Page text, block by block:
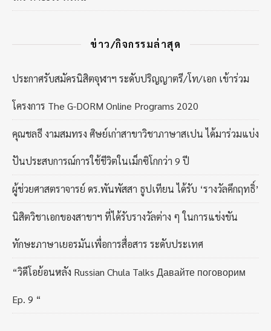
ข่าว/กิจกรรมล่าสุด
ประกาศรับสมัครนิสิตจุฬาฯ ระดับปริญญาตรี/โท/เอก เข้าร่วม
โครงการ The G-DORM Online Programs 2020
คุณชลธี งามสมทรง ศิษย์เก่าสาขาวิชาภาษาสเปน ได้มาร่วมแบ่ง
ปันประสบการณ์การใช้ชีวิตในเม็กซิโกกว่า 9 ปี
ผู้ช่วยศาสตราจารย์ ดร.พันพัสสา ธูปเทียน ได้รับ ‘รางวัลคึกฤทธิ์’
นิสิตวิชาเอกของสาขาฯ ที่ได้รับรางวัลต่าง ๆ ในการแข่งขัน
ทักษะภาษาเยอรมันเพื่อการสื่อสาร ระดับประเทศ
“วิดีโอย้อนหลัง Russian Chula Talks Давайте поговорим
Ep. 9 “